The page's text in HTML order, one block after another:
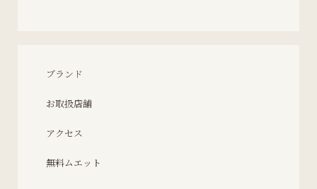
ブランド
お取扱店舗
アクセス
無料ムエット